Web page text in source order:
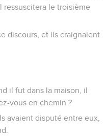
ressuscitera le troisième
discours, et ils craignaient
il fut dans la maison, il
vous en chemin ?
avaient disputé entre eux,